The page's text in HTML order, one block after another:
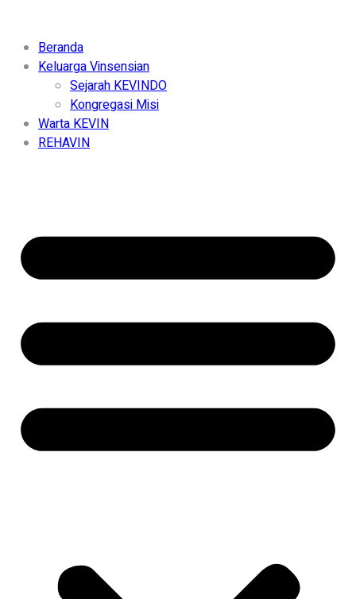
Beranda
Keluarga Vinsensian
Sejarah KEVINDO
Kongregasi Misi
Warta KEVIN
REHAVIN